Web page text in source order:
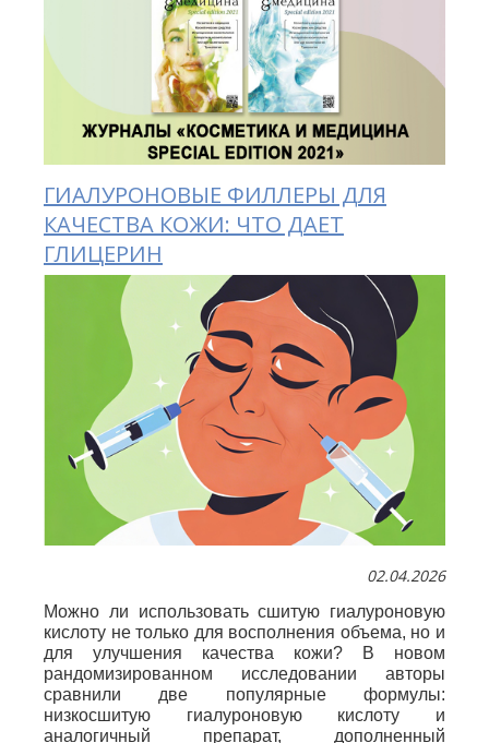
ГИАЛУРОНОВЫЕ ФИЛЛЕРЫ ДЛЯ
КАЧЕСТВА КОЖИ: ЧТО ДАЕТ
ГЛИЦЕРИН
02.04.2026
Можно ли использовать сшитую гиалуроновую
кислоту не только для восполнения объема, но и
для улучшения качества кожи? В новом
рандомизированном исследовании авторы
сравнили две популярные формулы:
низкосшитую гиалуроновую кислоту и
аналогичный препарат, дополненный